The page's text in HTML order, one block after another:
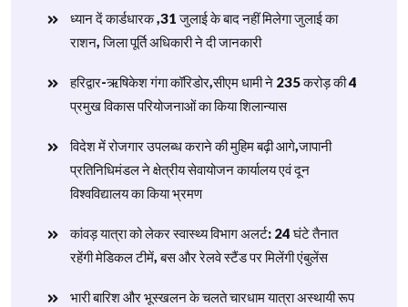
ध्यान दें कार्डधारक ,31 जुलाई के बाद नहीं मिलेगा जुलाई का
राशन, जिला पूर्ति अधिकारी ने दी जानकारी
हरिद्वार-ऋषिकेश गंगा कॉरिडोर,सीएम धामी ने 235 करोड़ की 4
प्रमुख विकास परियोजनाओं का किया शिलान्यास
विदेश में रोजगार उपलब्ध कराने की मुहिम बढ़ी आगे,जापानी
प्रतिनिधिमंडल ने क्षेत्रीय सेवायोजन कार्यालय एवं दून
विश्वविद्यालय का किया भ्रमण
​कांवड़ यात्रा को लेकर स्वास्थ्य विभाग अलर्ट: 24 घंटे तैनात
रहेंगी मेडिकल टीमें, बस और रेलवे स्टैंड पर मिलेंगी एंबुलेंस
​भारी बारिश और भूस्खलन के चलते चारधाम यात्रा अस्थायी रूप